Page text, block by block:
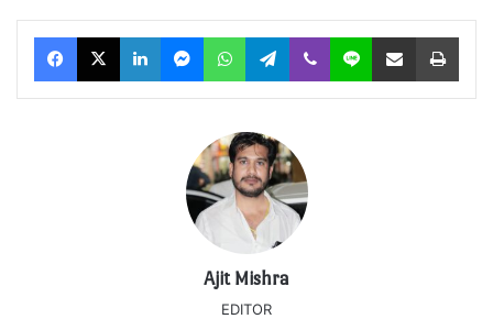
Facebook
X LinkedInMessengerWhatsAppTelegram
Viber Line Share via Email Print
Ajit Mishra
EDITOR